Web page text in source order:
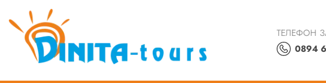
ТЕЛЕФОН
0894